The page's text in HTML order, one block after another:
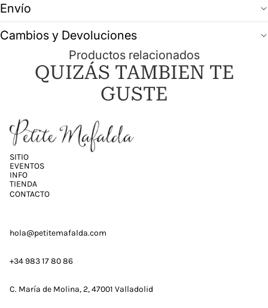
Envío
Cambios y Devoluciones
Productos relacionados
QUIZÁS TAMBIEN TE
GUSTE
SITIO
EVENTOS
INFO
TIENDA
CONTACTO
hola@petitemafalda.com
+34 983 17 80 86
C. María de Molina, 2, 47001 Valladolid